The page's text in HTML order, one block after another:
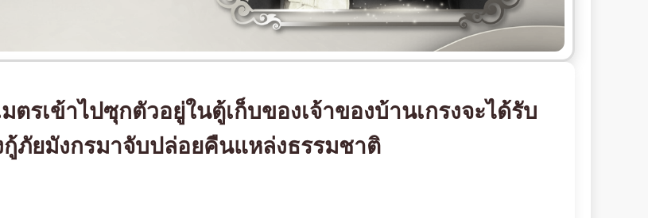
รเข้าไปซุกตัวอยู่ในตู้เก็บของเจ้าของบ้านเกรงจะได้รับ
กู้ภัยมังกรมาจับปล่อยคืนแหล่งธรรมชาติ